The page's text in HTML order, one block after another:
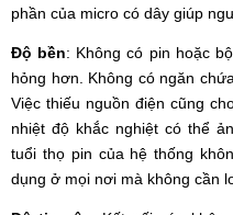
phần của micro có dây giúp
Độ bền: Không có pin hoặc
hỏng hơn. Không có ngăn
Việc thiếu nguồn điện cũng
nhiệt độ khắc nghiệt có thể
tuổi thọ pin của hệ thống
dụng ở mọi nơi mà không cần